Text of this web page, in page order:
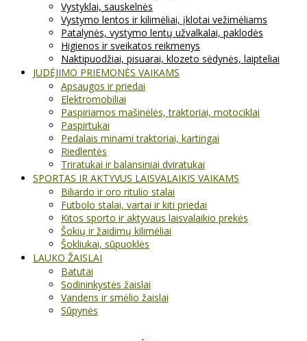
Vystyklai, sauskelnės
Vystymo lentos ir kilimėliai, įklotai vežimėliams
Patalynės, vystymo lentų užvalkalai, paklodės
Higienos ir sveikatos reikmenys
Naktipuodžiai, pisuarai, klozeto sėdynės, laipteliai
JUDĖJIMO PRIEMONĖS VAIKAMS
Apsaugos ir priedai
Elektromobiliai
Paspiriamos mašinėlės, traktoriai, motociklai
Paspirtukai
Pedalais minami traktoriai, kartingai
Riedlentės
Triratukai ir balansiniai dviratukai
SPORTAS IR AKTYVUS LAISVALAIKIS VAIKAMS
Biliardo ir oro ritulio stalai
Futbolo stalai, vartai ir kiti priedai
Kitos sporto ir aktyvaus laisvalaikio prekės
Šokių ir žaidimų kilimėliai
Šokliukai, sūpuoklės
LAUKO ŽAISLAI
Batutai
Sodininkystės žaislai
Vandens ir smėlio žaislai
Sūpynės